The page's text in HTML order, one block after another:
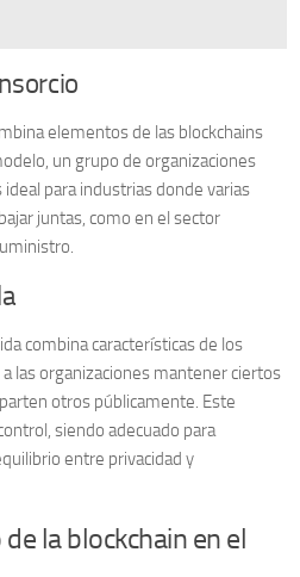
elementos de las blockchains
un grupo de organizaciones
para industrias donde varias
juntas, como en el sector
combina características de los
las organizaciones mantener ciertos
otros públicamente. Este
siendo adecuado para
entre privacidad y
la blockchain en el